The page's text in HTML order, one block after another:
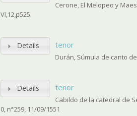
Cerone, El Melopeo y
VI,12,p525
Details tenor
Durán, Súmula de canto
Details tenor
Cabildo de la catedral de
0, n°259, 11/09/1551